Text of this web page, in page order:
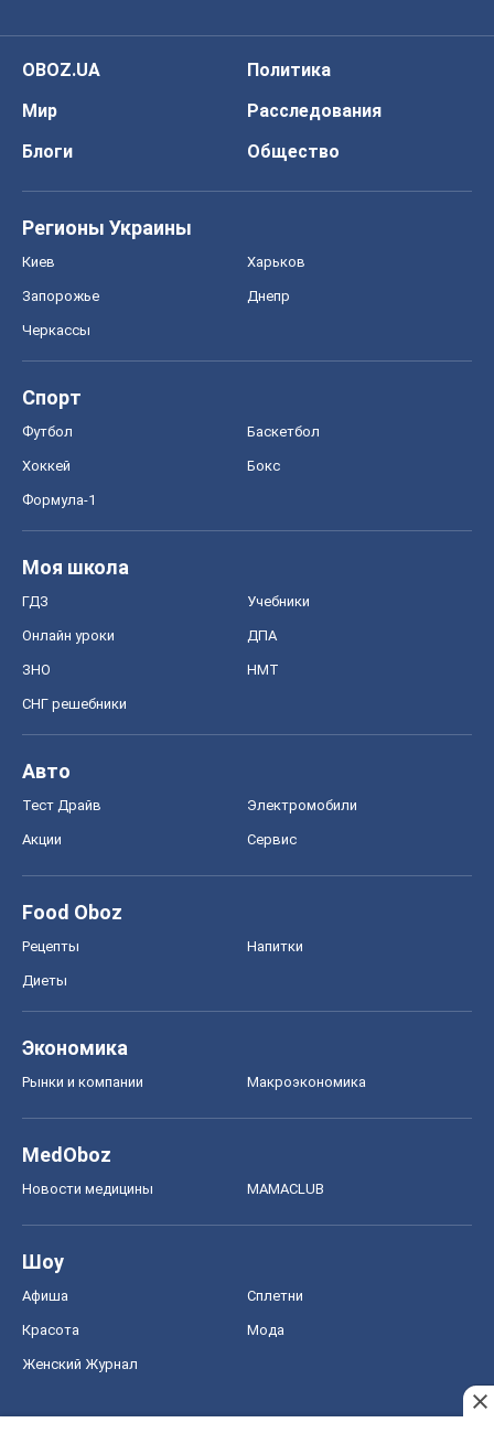
OBOZ.UA
Политика
Мир
Расследования
Блоги
Общество
Регионы Украины
Киев Харьков
Запорожье Днепр
Черкассы
Спорт
Футбол Баскетбол
Хоккей Бокс
Формула-1
Моя школа
ГДЗ Учебники
Онлайн уроки ДПА
ЗНО НМТ
СНГ решебники
Авто
Тест Драйв Электромобили
Акции Сервис
Food Oboz
Рецепты Напитки
Диеты
Экономика
Рынки и компании Mакроэкономика
MedOboz
Новости медицины MAMACLUB
Шоу
Афиша Сплетни
Красота Мода
Женский Журнал